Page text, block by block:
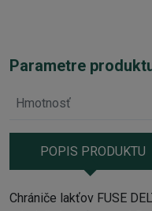
Parametre
Hmotnosť
POPIS PRODUKTU
Chrániče lakťov FUSE